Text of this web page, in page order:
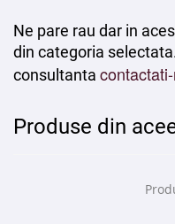
Ne pare rau dar in
din categoria
consultanta
Produse din